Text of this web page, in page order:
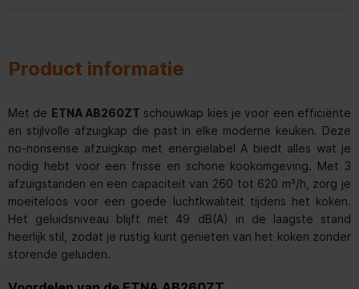
Product informatie
Met de ETNA AB260ZT schouwkap kies je voor een efficiënte
en stijlvolle afzuigkap die past in elke moderne keuken. Deze
no-nonsense afzuigkap met energielabel A biedt alles wat je
nodig hebt voor een frisse en schone kookomgeving. Met 3
afzuigstanden en een capaciteit van 260 tot 620 m³/h, zorg je
moeiteloos voor een goede luchtkwaliteit tijdens het koken.
Het geluidsniveau blijft met 49 dB(A) in de laagste stand
heerlijk stil, zodat je rustig kunt genieten van het koken zonder
storende geluiden.